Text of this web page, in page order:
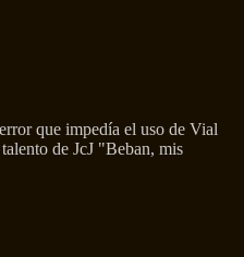
que impedía el uso de Vial
de JcJ "Beban, mis